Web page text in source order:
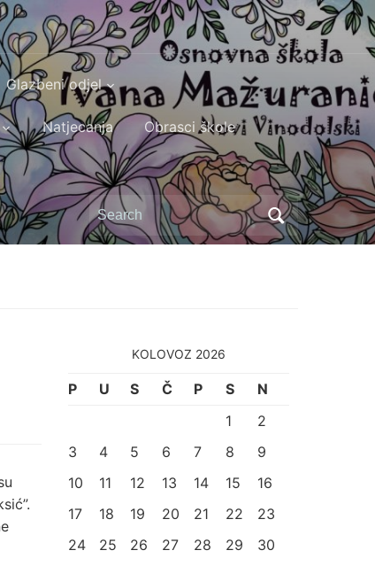
Glazbeni odjel
Natjecanja Obrasci škole
Search
for:
KOLOVOZ 2026
P U S Č P S
N
1
2
3
4 5 6 7 8
9
10
11 12 13 14 15
16
17
18 19 20 21 22
23
24
25 26 27 28 29
30